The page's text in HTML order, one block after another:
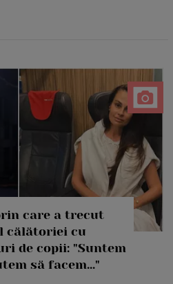
care a trecut
călătoriei cu
de copii: "Suntem
să facem..."